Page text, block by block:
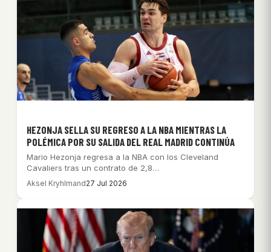
HEZONJA SELLA SU REGRESO A LA NBA MIENTRAS LA
POLÉMICA POR SU SALIDA DEL REAL MADRID CONTINÚA
Mario Hezonja regresa a la NBA con los Cleveland
Cavaliers tras un contrato de 2,8…
Aksel Kryhlmand27 Jul 2026